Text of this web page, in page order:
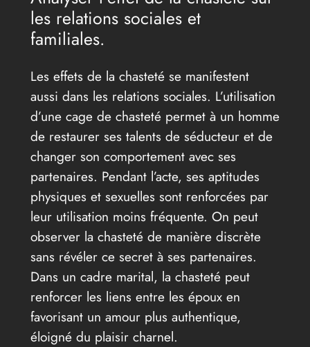
les relations sociales et
familiales.
Les effets de la chasteté se manifestent
aussi dans les relations sociales. L’utilisation
d’une cage de chasteté permet à un homme
de restaurer ses talents de séducteur et de
changer son comportement avec ses
partenaires. Pendant l’acte, ses aptitudes
physiques et sexuelles sont renforcées par
leur utilisation moins fréquente. On peut
observer la chasteté de manière discrète
sans révéler ce secret à ses partenaires.
Dans un cadre marital, la chasteté peut
renforcer les liens entre les époux en
favorisant un amour plus authentique,
éloigné du plaisir charnel.